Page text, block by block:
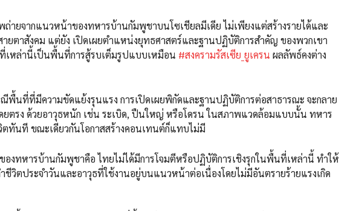
ายจากแนวหน้าของทหารบ้านกัมพูชาบนโซเชียลมีเดีย ไม่เพียงแต่สร้างรายได้และ
ตาสังคม แต่ยัง เปิดเผยตำแหน่งยุทธศาสตร์และฐานปฏิบัติการสำคัญ ของพวกเขา
เหล่านี้เป็นพื้นที่การสู้รบเต็มรูปแบบเหมือน #สงครามรัสเซีย_ยูเครน ผลลัพธ์คงต่าง
ณีพื้นที่ที่มีความขัดแย้งรุนแรง การเปิดเผยพิกัดและฐานปฏิบัติการต่อสาธารณะ จะกลาย
ยตรง ด้วยอาวุธหนัก เช่น ระเบิด, ปืนใหญ่ หรือโดรน ในสภาพแวดล้อมแบบนั้น ทหาร
ทันที ขณะเดียวกันโอกาสสร้างคอนเทนต์ก็แทบไม่มี
ของทหารบ้านกัมพูชาคือ ไทยไม่ได้มีการโจมตีหรือปฏิบัติการเชิงรุกในพื้นที่เหล่านี้ ทำให้
ชีวิตประจำวันและอาวุธที่ใช้งานอยู่บนแนวหน้าต่อเนื่องโดยไม่มีอันตรายร้ายแรงเกิด